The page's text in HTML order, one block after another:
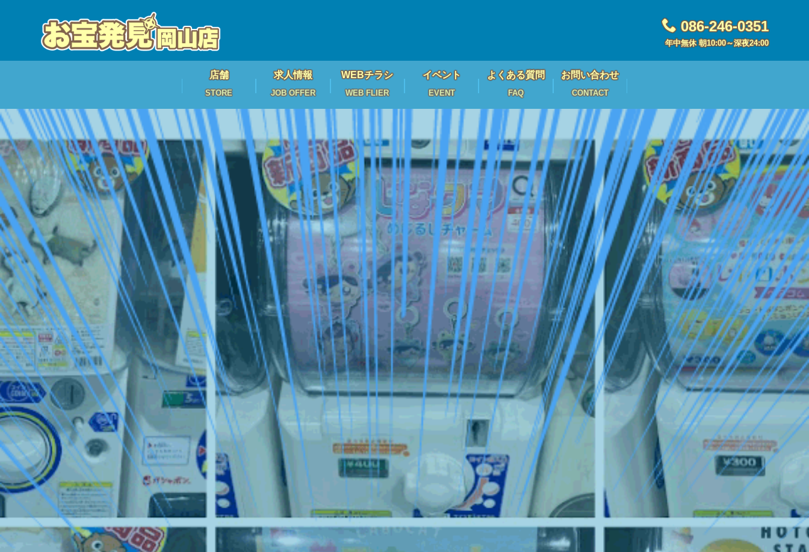
086-246-0351
年中無休 朝10:00～深夜24:00
店舗
STORE
求人情報
JOB OFFER
WEBチラシ
WEB FLIER
イベント
EVENT
よくある質問
FAQ
お問い合わせ
CONTACT